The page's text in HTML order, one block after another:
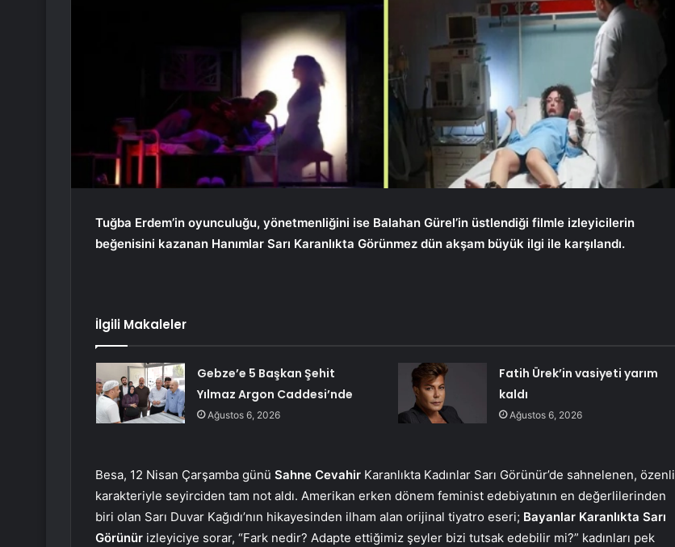
Tuğba Erdem’in oyunculuğu, yönetmenliğini ise Balahan Gürel’in üstlendiği filmle izleyicilerin
beğenisini kazanan Hanımlar Sarı Karanlıkta Görünmez dün akşam büyük ilgi ile karşılandı.
İlgili Makaleler
Gebze’e 5 Başkan Şehit
Yılmaz Argon Caddesi’nde
Ağustos 6, 2026
Fatih Ürek’in vasiyeti yarım
kaldı
Ağustos 6, 2026
Besa, 12 Nisan Çarşamba günü Sahne Cevahir Karanlıkta Kadınlar Sarı Görünür’de sahnelenen, özenli
karakteriyle seyirciden tam not aldı. Amerikan erken dönem feminist edebiyatının en değerlilerinden
biri olan Sarı Duvar Kağıdı’nın hikayesinden ilham alan orijinal tiyatro eseri; Bayanlar Karanlıkta Sarı
Görünür izleyiciye sorar, “Fark nedir? Adapte ettiğimiz şeyler bizi tutsak edebilir mi?” kadınları pek